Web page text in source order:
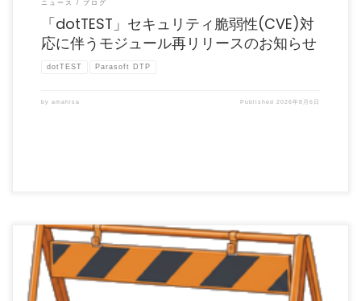
ニュース ブログ
「dotTEST」セキュリティ脆弱性(CVE)対
応に伴うモジュール再リリースのお知らせ
dotTEST Parasoft DTP
by amahisa Published2026年8月6日